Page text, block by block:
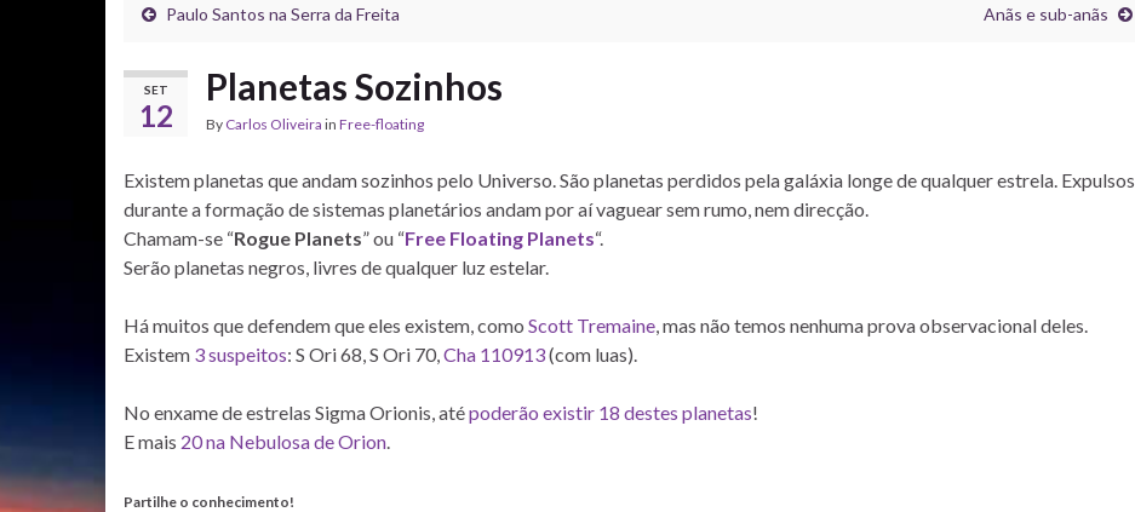
Paulo Santos na Serra da Freita Anãs e sub-anãs
SET
12
Planetas Sozinhos
By Carlos Oliveira in Free-floating
Existem planetas que andam sozinhos pelo Universo. São planetas perdidos pela galáxia longe de qualquer estrela. Expulsos
durante a formação de sistemas planetários andam por aí vaguear sem rumo, nem direcção.
Chamam-se “Rogue Planets” ou “Free Floating Planets“.
Serão planetas negros, livres de qualquer luz estelar.
Há muitos que defendem que eles existem, como Scott Tremaine, mas não temos nenhuma prova observacional deles.
Existem 3 suspeitos: S Ori 68, S Ori 70,Cha 110913(com luas).
No enxame de estrelas Sigma Orionis, atépoderão existir 18 destes planetas!
E mais 20 na Nebulosa de Orion.
Partilhe o conhecimento!